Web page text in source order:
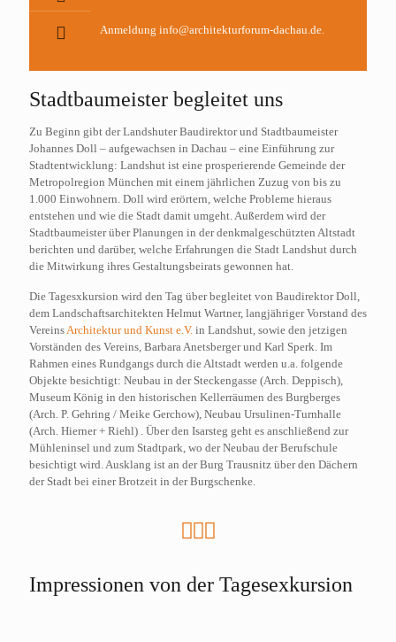
Anmeldung info@architekturforum-dachau.de.
Stadtbaumeister begleitet uns
Zu Beginn gibt der Landshuter Baudirektor und Stadtbaumeister
Johannes Doll – aufgewachsen in Dachau – eine Einführung zur
Stadtentwicklung: Landshut ist eine prosperierende Gemeinde der
Metropolregion München mit einem jährlichen Zuzug von bis zu
1.000 Einwohnern. Doll wird erörtern, welche Probleme hieraus
entstehen und wie die Stadt damit umgeht. Außerdem wird der
Stadtbaumeister über Planungen in der denkmalgeschützten Altstadt
berichten und darüber, welche Erfahrungen die Stadt Landshut durch
die Mitwirkung ihres Gestaltungsbeirats gewonnen hat.
Die Tagesxkursion wird den Tag über begleitet von Baudirektor Doll,
dem Landschaftsarchitekten Helmut Wartner, langjähriger Vorstand des
VereinsArchitektur und Kunst e.V. in Landshut, sowie den jetzigen
Vorständen des Vereins, Barbara Anetsberger und Karl Sperk. Im
Rahmen eines Rundgangs durch die Altstadt werden u.a. folgende
Objekte besichtigt: Neubau in der Steckengasse (Arch. Deppisch),
Museum König in den historischen Kellerräumen des Burgberges
(Arch. P. Gehring / Meike Gerchow), Neubau Ursulinen-Turnhalle
(Arch. Hierner + Riehl) . Über den Isarsteg geht es anschließend zur
Mühleninsel und zum Stadtpark, wo der Neubau der Berufschule
besichtigt wird. Ausklang ist an der Burg Trausnitz über den Dächern
der Stadt bei einer Brotzeit in der Burgschenke.
Impressionen von der Tagesexkursion